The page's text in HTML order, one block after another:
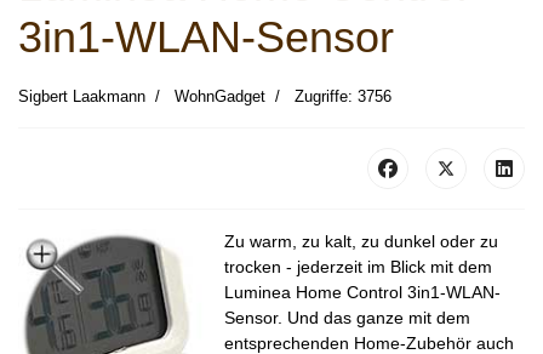
3in1-WLAN-Sensor
Sigbert Laakmann WohnGadget Zugriffe: 3756
Zu warm, zu kalt, zu dunkel oder zu
trocken - jederzeit im Blick mit dem
Luminea Home Control 3in1-WLAN-
Sensor. Und das ganze mit dem
entsprechenden Home-Zubehör auch